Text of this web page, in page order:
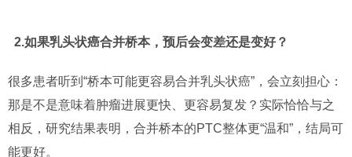
2.如果乳头状癌合并桥本，预后会变差还是变好？
很多患者听到“桥本可能更容易合并乳头状癌”，会立刻担心：
那是不是意味着肿瘤进展更快、更容易复发？实际恰恰与之
相反，研究结果表明，合并桥本的PTC整体更“温和”，结局可
能更好。